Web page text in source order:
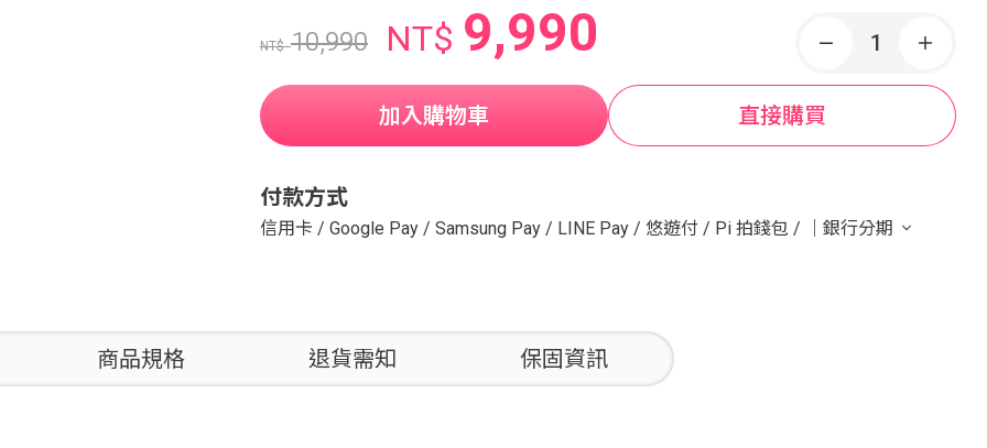
NT$10,990 NT$ 9,990
加入購物車 直接購買
付款方式
信用卡 / Google Pay / Samsung Pay / LINE Pay / 悠遊付 / Pi 拍錢包 / ｜銀行分期
商品規格 退貨需知 保固資訊